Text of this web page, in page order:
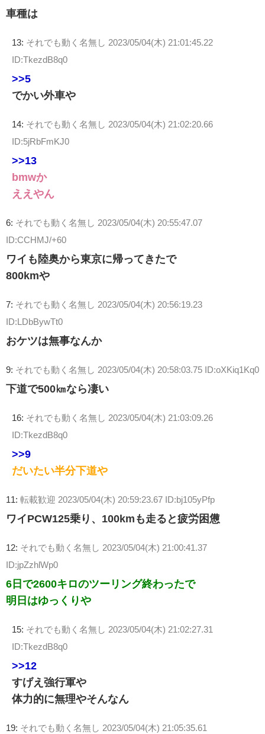
車種は
13: それでも動く名無し 2023/05/04(木) 21:01:45.22
ID:TkezdB8q0
>>5
でかい外車や
14: それでも動く名無し 2023/05/04(木) 21:02:20.66
ID:5jRbFmKJ0
>>13
bmwか
ええやん
6: それでも動く名無し 2023/05/04(木) 20:55:47.07
ID:CCHMJ/+60
ワイも陸奥から東京に帰ってきたで
800kmや
7: それでも動く名無し 2023/05/04(木) 20:56:19.23
ID:LDbBywTt0
おケツは無事なんか
9: それでも動く名無し 2023/05/04(木) 20:58:03.75 ID:oXKiq1Kq0
下道で500㎞なら凄い
16: それでも動く名無し 2023/05/04(木) 21:03:09.26
ID:TkezdB8q0
>>9
だいたい半分下道や
11: 転載歓迎 2023/05/04(木) 20:59:23.67 ID:bj105yPfp
ワイPCW125乗り、100kmも走ると疲労困憊
12: それでも動く名無し 2023/05/04(木) 21:00:41.37
ID:jpZzhlWp0
6日で2600キロのツーリング終わったで
明日はゆっくりや
15: それでも動く名無し 2023/05/04(木) 21:02:27.31
ID:TkezdB8q0
>>12
すげえ強行軍や
体力的に無理やそんなん
19: それでも動く名無し 2023/05/04(木) 21:05:35.61